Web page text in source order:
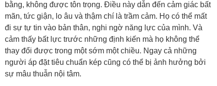
bằng, không được tôn trọng. Điều này dẫn đến cảm giác bất
mãn, tức giận, lo âu và thậm chí là trầm cảm. Họ có thể mất
đi sự tự tin vào bản thân, nghi ngờ năng lực của mình. Và
cảm thấy bất lực trước những định kiến mà họ không thể
thay đổi được trong một sớm một chiều. Ngay cả những
người áp đặt tiêu chuẩn kép cũng có thể bị ảnh hưởng bởi
sự mâu thuẫn nội tâm.